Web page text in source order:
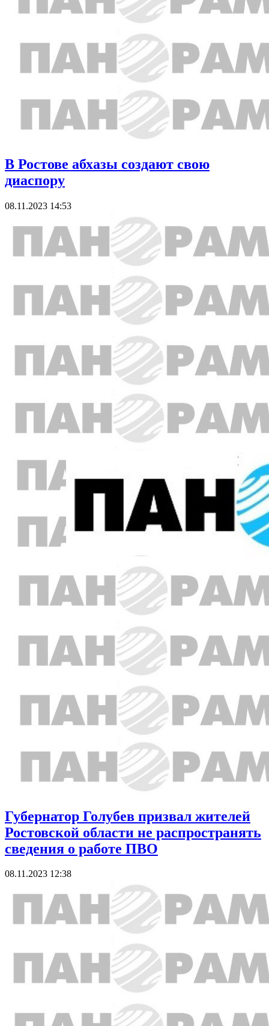
В Ростове абхазы создают свою
диаспору
08.11.2023 14:53
Губернатор Голубев призвал жителей
Ростовской области не распространять
сведения о работе ПВО
08.11.2023 12:38